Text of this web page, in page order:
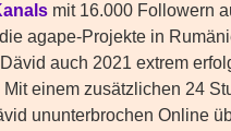
mit 16.000 Followern
agape-Projekte in
auch 2021 extrem
einem zusätzlichen 24
ununterbrochen Online